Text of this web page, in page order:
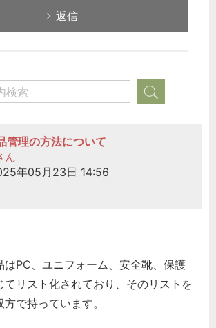
返信
管理の方法について
ん
年05月23日 14:56
はPC、ユニフォーム、安全靴、保護
てリスト化されており、そのリストを
で持っています。